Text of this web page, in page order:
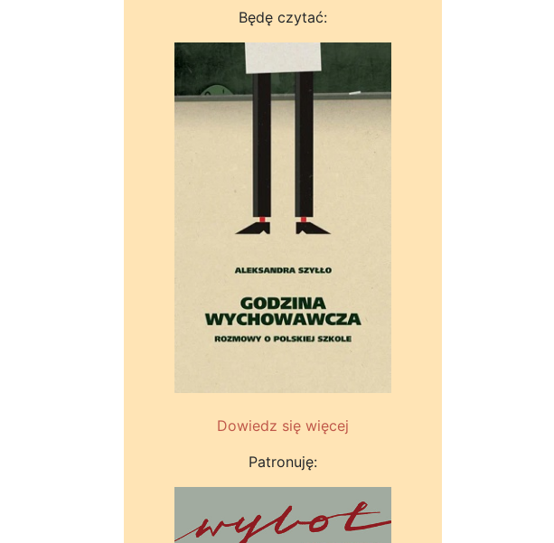
Będę czytać:
Dowiedz się więcej
Patronuję: